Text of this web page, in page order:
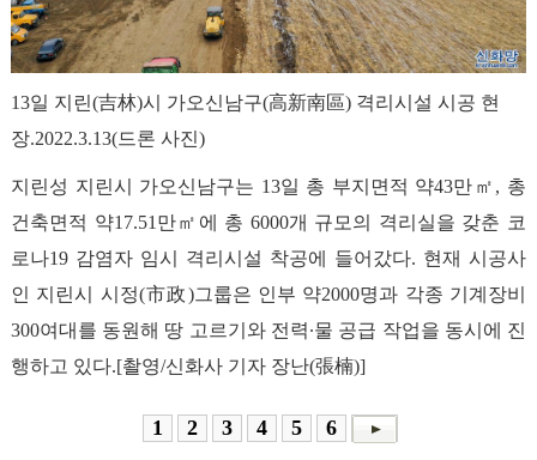
13일 지린(吉林)시 가오신남구(高新南區) 격리시설 시공 현
장.2022.3.13(드론 사진)
지린성 지린시 가오신남구는 13일 총 부지면적 약43만㎡, 총
건축면적 약17.51만㎡에 총 6000개 규모의 격리실을 갖춘 코
로나19 감염자 임시 격리시설 착공에 들어갔다. 현재 시공사
인 지린시 시정(市政)그룹은 인부 약2000명과 각종 기계장비
300여대를 동원해 땅 고르기와 전력∙물 공급 작업을 동시에 진
행하고 있다.[촬영/신화사 기자 장난(張楠)]
1 2 3 4 5 6